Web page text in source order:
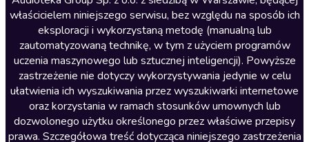
Nauka języków
Nauki humanistyczne
Podcasty i audycje
Polityka
Prasa
Religia
właścicielem niniejszego serwisu, bez względu na sposób ich
eksploracji i wykorzystaną metodę (manualną lub
zautomatyzowaną technikę, w tym z użyciem programów
uczenia maszynowego lub sztucznej inteligencji). Powyższe
zastrzeżenie nie dotyczy wykorzystywania jedynie w celu
ułatwienia ich wyszukiwania przez wyszukiwarki internetowe
oraz korzystania w ramach stosunków umownych lub
dozwolonego użytku określonego przez właściwe przepisy
prawa. Szczegółowa treść dotycząca niniejszego zastrzeżenia